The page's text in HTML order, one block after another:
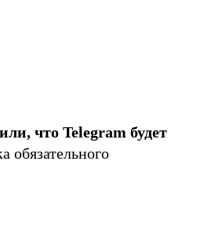
что Telegram будет
обязательного